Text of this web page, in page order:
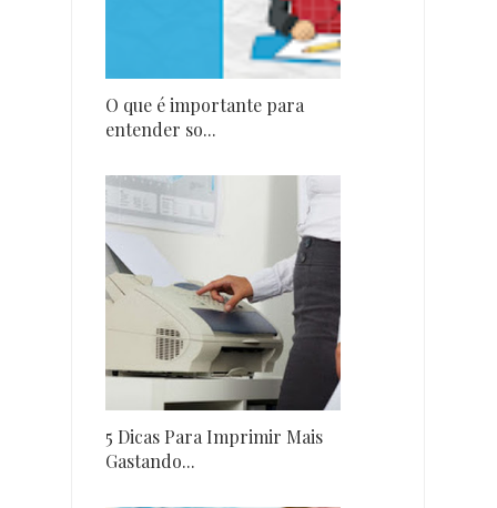
O que é importante para
entender so...
5 Dicas Para Imprimir Mais
Gastando...